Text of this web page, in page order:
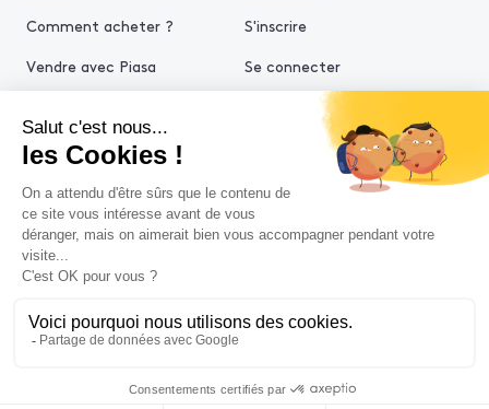
Comment acheter ?
Vendre avec Piasa
S'inscrire
Se connecter
Politiques de confidentialitéPolitique cookies
Conditions générales d'utilisation